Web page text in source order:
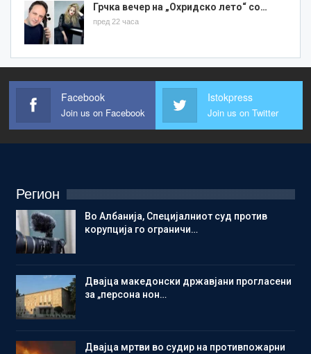
Грчка вечер на „Охридско лето“ со…
пред 22 часа
Facebook
Join us on Facebook
Istokpress
Join us on Twitter
Регион
Во Албанија, Специјалниот суд против
корупција го ограничи…
Двајца македонски државјани прогласени
за „персона нон…
Двајца мртви во судир на противпожарни